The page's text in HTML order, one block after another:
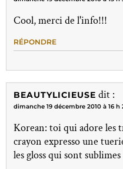
Cool, merci de l'info!!!
RÉPONDRE
BEAUTYLICIEUSE dit :
dimanche 19 décembre 2010 à 16 h
Korean: toi qui adore les
crayon expresso une
les gloss qui sont sublimes